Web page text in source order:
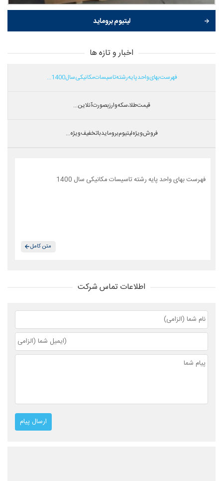
لیتیوم بروماید
اخبار و تازه ها
فهرست بهای واحد پایه رشته تاسیسات مکانیکی سال 1400...
قیمت طلا،سکه و ارز بصورت آنلاین...
فروش ویژه لیتیوم بروماید با تخفیف ویژه...
فهرست بهای واحد پایه رشته تاسیسات مکانیکی سال 1400
متن کامل
اطلاعات تماس شرکت